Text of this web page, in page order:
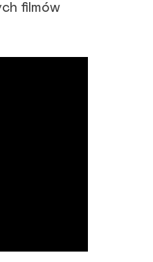
filmów